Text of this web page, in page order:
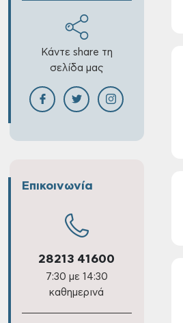
Κάντε share τη
σελίδα μας
Επικοινωνία
28213 41600
7:30 με 14:30
καθημερινά